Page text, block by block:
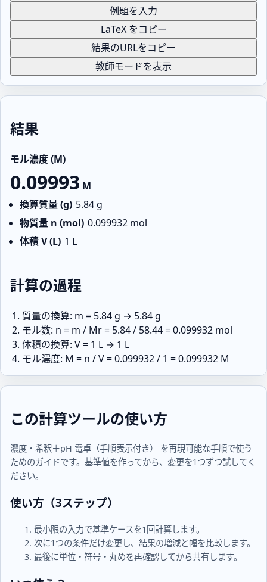
例題を入力
LaTeX をコピー
結果のURLをコピー
教師モードを表示
結果
モル濃度 (M)
0.09993 M
換算質量 (g) 5.84 g
物質量 n (mol) 0.099932 mol
体積 V (L) 1 L
計算の過程
質量の換算: m = 5.84 g → 5.84 g
モル数: n = m / Mr = 5.84 / 58.44 = 0.099932 mol
体積の換算: V = 1 L → 1 L
モル濃度: M = n / V = 0.099932 / 1 = 0.099932 M
この計算ツールの使い方
濃度・希釈＋pH 電卓（手順表示付き） を再現可能な手順で使う
ためのガイドです。基準値を作ってから、変更を1つずつ試してく
ださい。
使い方（3ステップ）
最小限の入力で基準ケースを1回計算します。
次に1つの条件だけ変更し、結果の増減と幅を比較します。
最後に単位・符号・丸めを再確認してから共有します。